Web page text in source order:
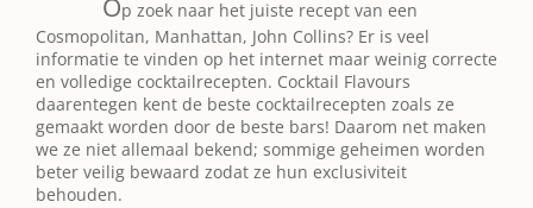
Op zoek naar het juiste recept van een
Cosmopolitan, Manhattan, John Collins? Er is veel
informatie te vinden op het internet maar weinig correcte
en volledige cocktailrecepten. Cocktail Flavours
daarentegen kent de beste cocktailrecepten zoals ze
gemaakt worden door de beste bars! Daarom net maken
we ze niet allemaal bekend; sommige geheimen worden
beter veilig bewaard zodat ze hun exclusiviteit
behouden.